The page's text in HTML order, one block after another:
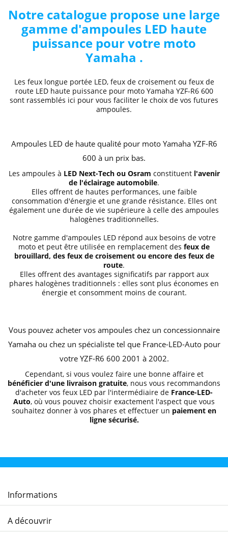
Notre catalogue propose une large
gamme d'ampoules LED haute
puissance pour votre moto
Yamaha .
Les feux longue portée LED, feux de croisement ou feux de
route LED haute puissance pour moto Yamaha YZF-R6 600
sont rassemblés ici pour vous faciliter le choix de vos futures
ampoules.
Ampoules LED de haute qualité pour moto Yamaha YZF-R6
600 à un prix bas.
Les ampoules à LED Next-Tech ou Osram constituent l'avenir
de l'éclairage automobile.
Elles offrent de hautes performances, une faible
consommation d'énergie et une grande résistance. Elles ont
également une durée de vie supérieure à celle des ampoules
halogènes traditionnelles.
Notre gamme d'ampoules LED répond aux besoins de votre
moto et peut être utilisée en remplacement des feux de
brouillard, des feux de croisement ou encore des feux de
route.
Elles offrent des avantages significatifs par rapport aux
phares halogènes traditionnels : elles sont plus économes en
énergie et consomment moins de courant.
Vous pouvez acheter vos ampoules chez un concessionnaire
Yamaha ou chez un spécialiste tel que France-LED-Auto pour
votre YZF-R6 600 2001 à 2002.
Cependant, si vous voulez faire une bonne affaire et
bénéficier d'une livraison gratuite, nous vous recommandons
d'acheter vos feux LED par l'intermédiaire de France-LED-
Auto, où vous pouvez choisir exactement l'aspect que vous
souhaitez donner à vos phares et effectuer un paiement en
ligne sécurisé.
Informations
A découvrir